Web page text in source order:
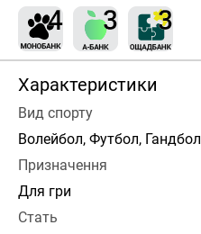
Характеристики
Вид спорту
Волейбол, Футбол, Гандбол
Призначення
Для гри
Стать